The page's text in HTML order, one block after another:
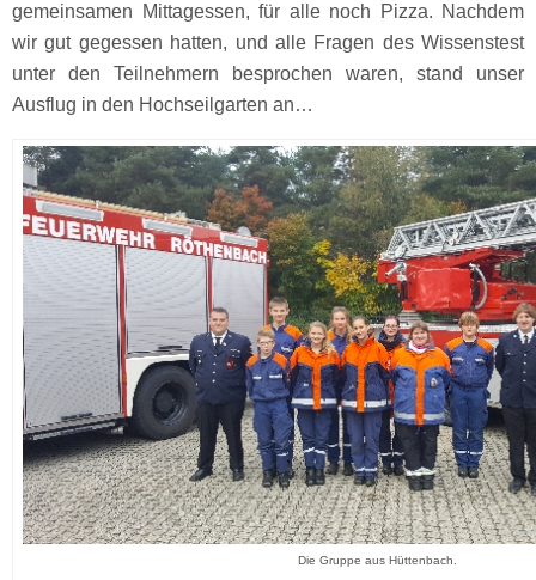
gemeinsamen Mittagessen, für alle noch Pizza. Nachdem
wir gut gegessen hatten, und alle Fragen des Wissenstest
unter den Teilnehmern besprochen waren, stand unser
Ausflug in den Hochseilgarten an…
Die Gruppe aus Hüttenbach.